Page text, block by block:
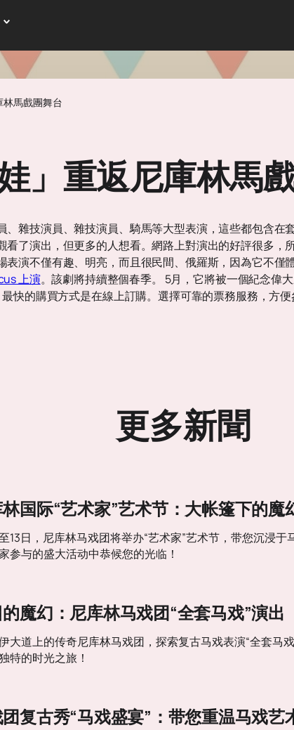
林馬戲團舞台
」重返尼庫林馬
、雜技演員、雜技演員、騎馬等大型表演，這些都包含在
看了演出，但更多的人想看。網路上對演出的好評很多，
表演不僅有趣、明亮，而且很民間、俄羅斯，因為它不僅
上演。該劇將持續整個春季。 5月，它將被一個紀念偉
快的購買方式是在線上訂購。選擇可靠的票務服務，方
更多新聞
国际“艺术家”艺术节：大帐篷下的魔
13日，尼库林马戏团将举办“艺术家”艺术节，带您沉浸
参与的盛大活动中恭候您的光临！
魔幻：尼库林马戏团“全套马戏”演出
大道上的传奇尼库林马戏团，探索复古马戏表演“全套马
特的​​时光之旅！
复古秀“马戏盛宴”：带您重温马戏艺